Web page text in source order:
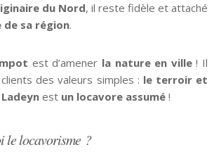
du Nord, il reste fidèle et attaché
sa région.
est d’amener la nature en ville! Il
des valeurs simples : le terroir et
estun locavore assumé!
le locavorisme ?